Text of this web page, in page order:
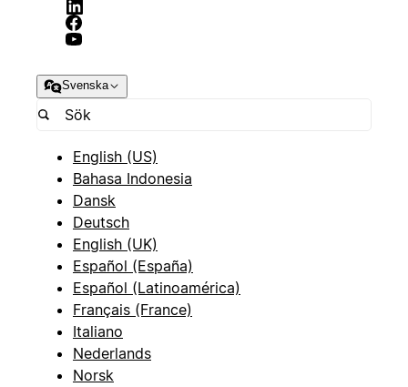
Svenska
English (US)
Bahasa Indonesia
Dansk
Deutsch
English (UK)
Español (España)
Español (Latinoamérica)
Français (France)
Italiano
Nederlands
Norsk